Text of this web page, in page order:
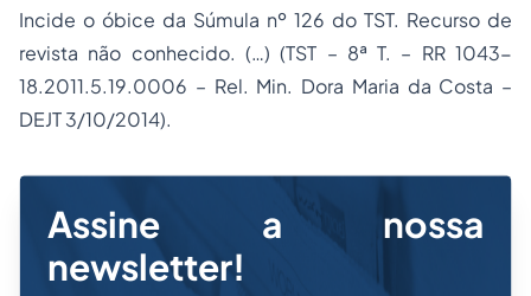
Incide o óbice da Súmula nº 126 do TST. Recurso de
revista não conhecido. (…) (TST – 8ª T. – RR 1043-
18.2011.5.19.0006 – Rel. Min. Dora Maria da Costa –
DEJT 3/10/2014).
Assine a nossa
newsletter!